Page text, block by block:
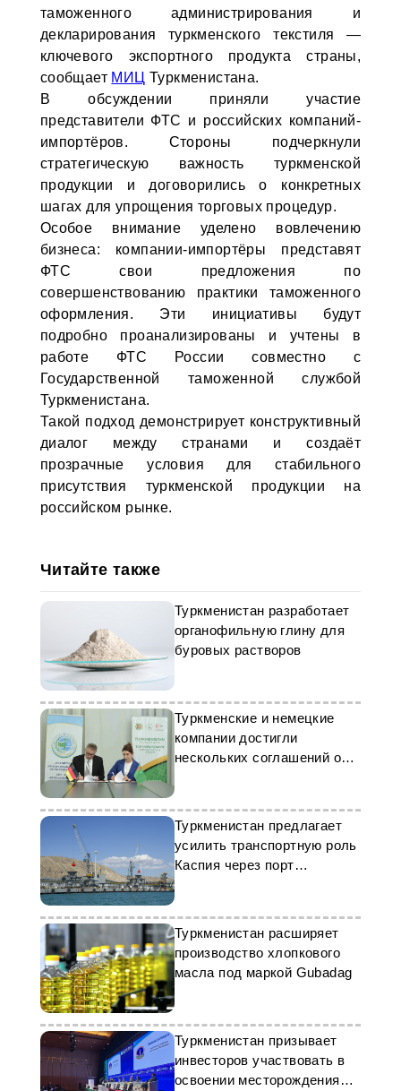
таможенного администрирования и
декларирования туркменского текстиля —
ключевого экспортного продукта страны,
сообщает МИЦ Туркменистана.
В обсуждении приняли участие
представители ФТС и российских компаний-
импортёров. Стороны подчеркнули
стратегическую важность туркменской
продукции и договорились о конкретных
шагах для упрощения торговых процедур.
Особое внимание уделено вовлечению
бизнеса: компании-импортёры представят
ФТС свои предложения по
совершенствованию практики таможенного
оформления. Эти инициативы будут
подробно проанализированы и учтены в
работе ФТС России совместно с
Государственной таможенной службой
Туркменистана.
Такой подход демонстрирует конструктивный
диалог между странами и создаёт
прозрачные условия для стабильного
присутствия туркменской продукции на
российском рынке.
Читайте также
Туркменистан разработает
органофильную глину для
буровых растворов
Туркменские и немецкие
компании достигли
нескольких соглашений о
Туркменистан предлагает
усилить транспортную роль
Каспия через порт
Туркменбаши
Туркменистан расширяет
производство хлопкового
масла под маркой Gubadag
Туркменистан призывает
инвесторов участвовать в
освоении месторождения